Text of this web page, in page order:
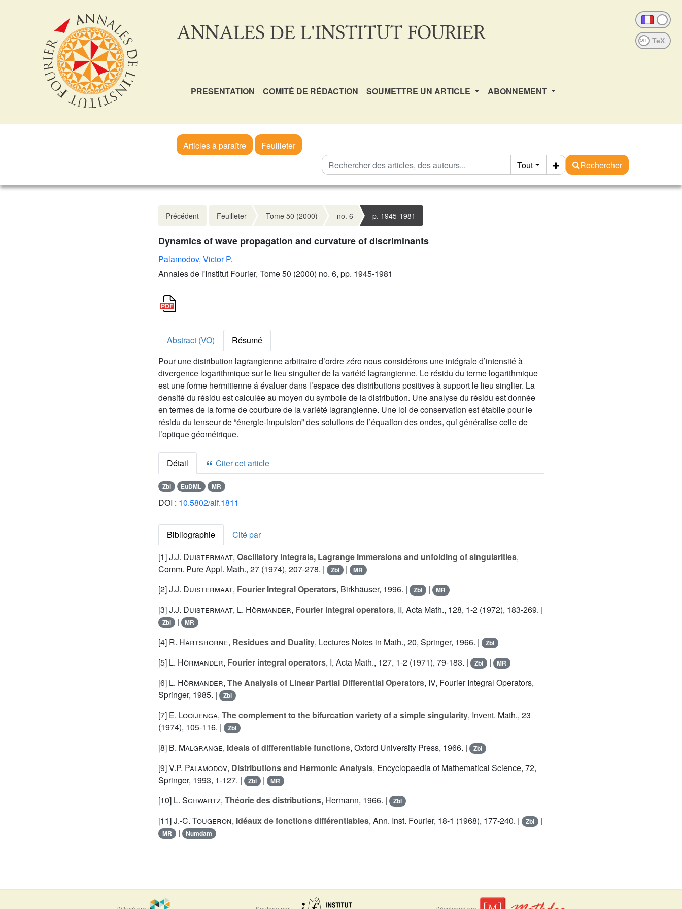
ANNALES DE L'INSTITUT FOURIER OFF
PRESENTATION COMITÉ DE RÉDACTION SOUMETTRE UN ARTICLE ABONNEMENT
Articles à paraître
Feuilleter
Tout
Rechercher
Précédent Feuilleter Tome 50 (2000) no. 6 p. 1945-1981
Dynamics of wave propagation and curvature of discriminants
Palamodov, Victor P.
Annales de l'Institut Fourier, Tome 50 (2000) no. 6, pp. 1945-1981
Abstract (VO)
Résumé
Pour une distribution lagrangienne arbitraire d’ordre zéro nous considérons une intégrale d’intensité à
divergence logarithmique sur le lieu singulier de la variété lagrangienne. Le résidu du terme logarithmique
est une forme hermitienne á évaluer dans l’espace des distributions positives à support le lieu singlier. La
densité du résidu est calculée au moyen du symbole de la distribution. Une analyse du résidu est donnée
en termes de la forme de courbure de la variété lagrangienne. Une loi de conservation est établie pour le
résidu du tenseur de “énergie-impulsion” des solutions de l’équation des ondes, qui généralise celle de
l’optique géométrique.
Détail Citer cet article
Zbl EuDML MR
DOI : 10.5802/aif.1811
Bibliographie
Cité par
[1]J.J. Duistermaat, Oscillatory integrals, Lagrange immersions and unfolding of singularities,
Comm. Pure Appl. Math., 27 (1974), 207-278. |
Zbl | MR
[2]J.J. Duistermaat, Fourier Integral Operators, Birkhäuser, 1996. | Zbl | MR
[3]J.J. Duistermaat, L. Hörmander, Fourier integral operators, II, Acta Math., 128, 1-2 (1972), 183-269. |
Zbl | MR
[4] R. Hartshorne, Residues and Duality, Lectures Notes in Math., 20, Springer, 1966. | Zbl
[5] L. Hörmander, Fourier integral operators, I, Acta Math., 127, 1-2 (1971), 79-183. | Zbl | MR
[6] L. Hörmander, The Analysis of Linear Partial Differential Operators, IV, Fourier Integral Operators,
Springer, 1985. |
Zbl
[7] E. Looijenga, The complement to the bifurcation variety of a simple singularity, Invent. Math., 23
(1974), 105-116. |
Zbl
[8] B. Malgrange, Ideals of differentiable functions, Oxford University Press, 1966. | Zbl
[9]V.P. Palamodov, Distributions and Harmonic Analysis, Encyclopaedia of Mathematical Science, 72,
Springer, 1993, 1-127. |
Zbl | MR
[10] L. Schwartz, Théorie des distributions, Hermann, 1966. | Zbl
[11]J.-C. Tougeron, Idéaux de fonctions différentiables, Ann. Inst. Fourier, 18-1 (1968), 177-240. | Zbl |
MR | Numdam